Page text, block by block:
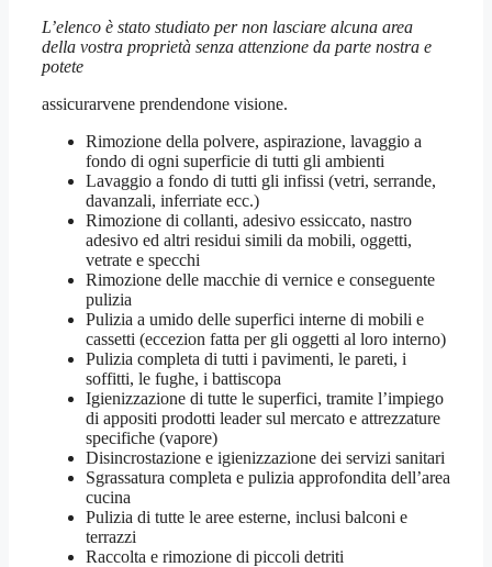
L’elenco è stato studiato per non lasciare alcuna area
della vostra proprietà senza attenzione da parte nostra e
potete
assicurarvene prendendone visione.
Rimozione della polvere, aspirazione, lavaggio a
fondo di ogni superficie di tutti gli ambienti
Lavaggio a fondo di tutti gli infissi (vetri, serrande,
davanzali, inferriate ecc.)
Rimozione di collanti, adesivo essiccato, nastro
adesivo ed altri residui simili da mobili, oggetti,
vetrate e specchi
Rimozione delle macchie di vernice e conseguente
pulizia
Pulizia a umido delle superfici interne di mobili e
cassetti (eccezion fatta per gli oggetti al loro interno)
Pulizia completa di tutti i pavimenti, le pareti, i
soffitti, le fughe, i battiscopa
Igienizzazione di tutte le superfici, tramite l’impiego
di appositi prodotti leader sul mercato e attrezzature
specifiche (vapore)
Disincrostazione e igienizzazione dei servizi sanitari
Sgrassatura completa e pulizia approfondita dell’area
cucina
Pulizia di tutte le aree esterne, inclusi balconi e
terrazzi
Raccolta e rimozione di piccoli detriti